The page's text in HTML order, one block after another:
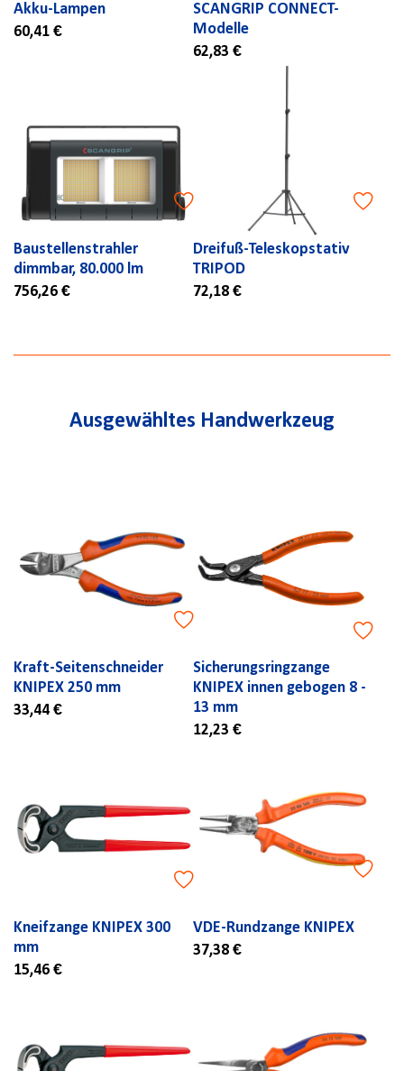
Akku-Lampen
60,41 €
SCANGRIP CONNECT-
Modelle
62,83 €
Baustellenstrahler
dimmbar, 80.000 lm
756,26 €
Dreifuß-Teleskopstativ
TRIPOD
72,18 €
Ausgewähltes Handwerkzeug
Kraft-Seitenschneider
KNIPEX 250 mm
33,44 €
Sicherungsringzange
KNIPEX innen gebogen 8 -
13 mm
12,23 €
Kneifzange KNIPEX 300
mm
15,46 €
VDE-Rundzange KNIPEX
37,38 €